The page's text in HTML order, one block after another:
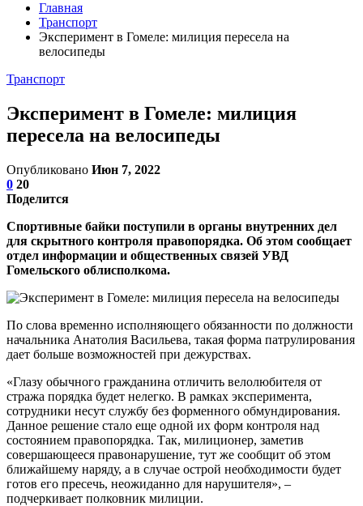
Главная
Транспорт
Эксперимент в Гомеле: милиция пересела на
велосипеды
Транспорт
Эксперимент в Гомеле: милиция
пересела на велосипеды
Опубликовано Июн 7, 2022
0 20
Поделится
Спортивные байки поступили в органы внутренних дел
для скрытного контроля правопорядка. Об этом сообщает
отдел информации и общественных связей УВД
Гомельского облисполкома.
По слова временно исполняющего обязанности по должности
начальника Анатолия Васильева, такая форма патрулирования
дает больше возможностей при дежурствах.
«Глазу обычного гражданина отличить велолюбителя от
стража порядка будет нелегко. В рамках эксперимента,
сотрудники несут службу без форменного обмундирования.
Данное решение стало еще одной их форм контроля над
состоянием правопорядка. Так, милиционер, заметив
совершающееся правонарушение, тут же сообщит об этом
ближайшему наряду, а в случае острой необходимости будет
готов его пресечь, неожиданно для нарушителя», –
подчеркивает полковник милиции.